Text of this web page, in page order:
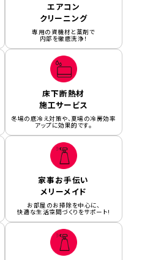
エアコン
クリーニング
専用の資機材と薬剤で
内部を徹底洗浄！
床下断熱材
施工サービス
冬場の底冷え対策や、夏場の冷房効率
アップに効果的です。
家事お手伝い
メリーメイド
お部屋のお掃除を中心に、
快適な生活空間づくりをサポート!